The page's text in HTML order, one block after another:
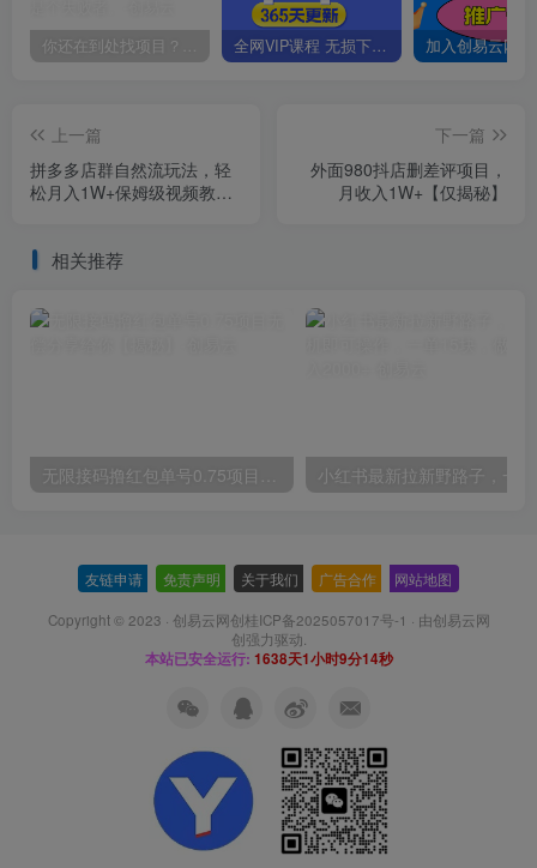
你还在到处找项目？还在当韭菜？我靠卖项目一个月收入5万+，曾经我也是个失败者。 全网VIP课程 无损下载~
上一篇
拼多多店群自然流玩法，轻
松月入1W+保姆级视频教程
下一篇
外面980抖店删差评项目，
月收入1W+【仅揭秘】
相关推荐
无限接码撸红包单号0.75项目无偿分享给你【揭秘】
友链申请 免责声明 关于我们 广告合作 网站地图
Copyright © 2023 · 创易云网创桂ICP备2025057017号-1 · 由创易云网
创强力驱动.
本站已安全运行: 1638天1小时9分15秒